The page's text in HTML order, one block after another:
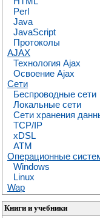
Perl
Java
JavaScript
Протоколы
AJAX
Технология Ajax
Освоение Ajax
Сети
Беспроводные сети
Локальные сети
Сети хранения
TCP/IP
xDSL
ATM
Операционные
Windows
Linux
Wap
Книги и учебники